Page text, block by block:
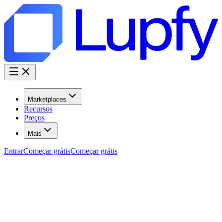
Marketplaces
Recursos
Preços
Mais
EntrarComeçar grátisComeçar grátis